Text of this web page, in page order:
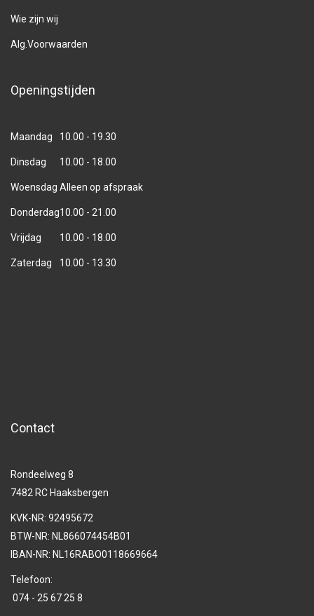
Wie zijn wij
Alg.Voorwaarden
Openingstijden
Maandag 10.00 - 19.30
Dinsdag 10.00 - 18.00
Woensdag Alleen op afspraak
Donderdag10.00 - 21.00
Vrijdag 10.00 - 18.00
Zaterdag 10.00 - 13.30
Contact
Rondeelweg 8
7482 RC Haaksbergen
KVK-NR: 92495672
BTW-NR: NL866074454B01
IBAN-NR: NL16RABO0118669664
Telefoon:
074 - 25 67 25 8